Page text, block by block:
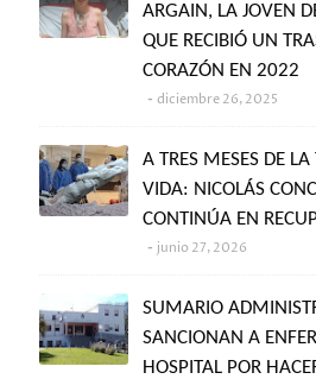
ARGAIN, LA JOVEN
QUE RECIBIÓ UN
CORAZÓN EN 2022
diciembre 26, 2025
A TRES MESES DE
VIDA: NICOLÁS
CONTINÚA EN
junio 27, 2026
SUMARIO
SANCIONAN A
HOSPITAL POR